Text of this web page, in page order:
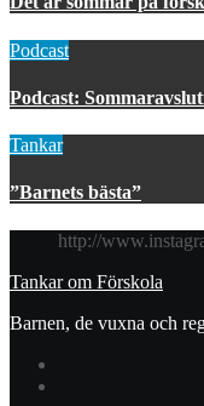
Podcast
Podcast:
Tankar
”Barnets bästa”
http://
Tankar om Förskola
Barnen, de vuxna och